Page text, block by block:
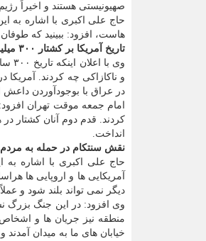
صهیونیستی هستند و اخیراً رژیم صهیونیستی ۳۰۰ هزار
حاج علی اکبری با اشاره به
هاست، افزود: ببینید که
تاریخ آمریکا بر کشتار ۳۰۰ میلیون انسان بنا شده است
و ناکازاکی چه کردند.
در عراق با بوجودآوردن داعش
امام جمعه موقت تهران
کردند. قدم دوم آنان کشتار در
انداخت.
نقش سنتکام در حمله به
حاج علی اکبری با اشاره به
آمریکایی ها و اروپایی ها
دیگر نمی تواند بلند شود و
وی افزود: در این جنگ بزرگ
منطقه نیز جریان ها و
خیابان های ما به میدان